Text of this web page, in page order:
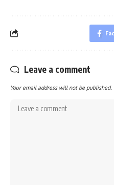
Leave a comment
Your email address will not be published.